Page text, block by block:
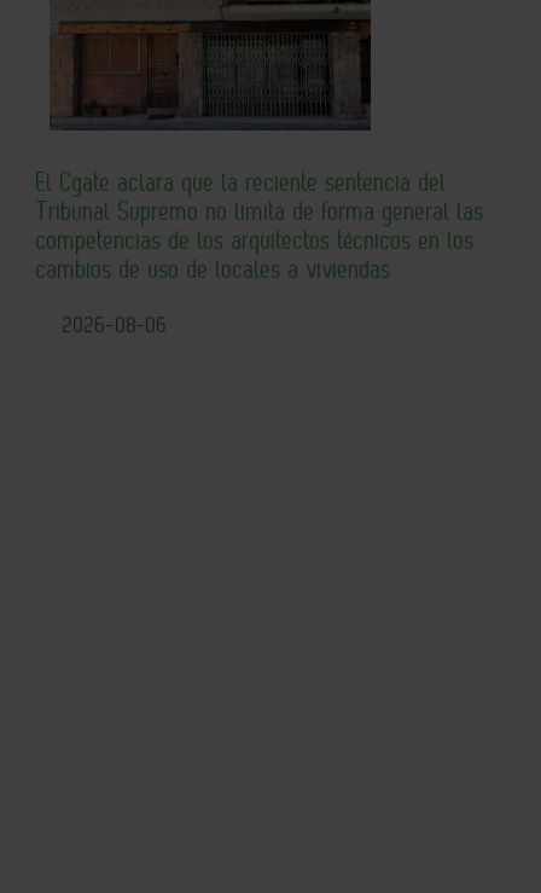
El Cgate aclara que la reciente sentencia del
Tribunal Supremo no limita de forma general las
competencias de los arquitectos técnicos en los
cambios de uso de locales a viviendas
2026-08-06